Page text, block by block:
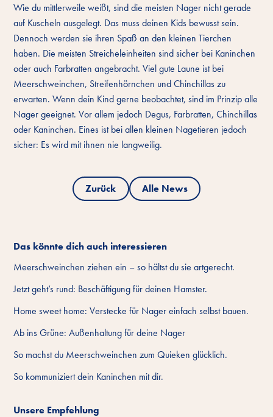
Wie du mittlerweile weißt, sind die meisten Nager nicht gerade
auf Kuscheln ausgelegt. Das muss deinen Kids bewusst sein.
Dennoch werden sie ihren Spaß an den kleinen Tierchen
haben. Die meisten Streicheleinheiten sind sicher bei Kaninchen
oder auch Farbratten angebracht. Viel gute Laune ist bei
Meerschweinchen, Streifenhörnchen und Chinchillas zu
erwarten. Wenn dein Kind gerne beobachtet, sind im Prinzip alle
Nager geeignet. Vor allem jedoch Degus, Farbratten, Chinchillas
oder Kaninchen. Eines ist bei allen kleinen Nagetieren jedoch
sicher: Es wird mit ihnen nie langweilig.
Zurück Alle News
Das könnte dich auch interessieren
Meerschweinchen ziehen ein – so hältst du sie artgerecht.
Jetzt geht’s rund: Beschäftigung für deinen Hamster.
Home sweet home: Verstecke für Nager einfach selbst bauen.
Ab ins Grüne: Außenhaltung für deine Nager
So machst du Meerschweinchen zum Quieken glücklich.
So kommuniziert dein Kaninchen mit dir.
Unsere Empfehlung